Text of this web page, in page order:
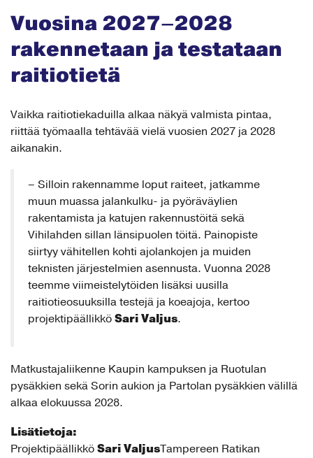
Vuosina 2027–2028
rakennetaan ja testataan
raitiotietä
Vaikka raitiotiekaduilla alkaa näkyä valmista pintaa,
riittää työmaalla tehtävää vielä vuosien 2027 ja 2028
aikanakin.
– Silloin rakennamme loput raiteet, jatkamme
muun muassa jalankulku- ja pyöräväylien
rakentamista ja katujen rakennustöitä sekä
Vihilahden sillan länsipuolen töitä. Painopiste
siirtyy vähitellen kohti ajolankojen ja muiden
teknisten järjestelmien asennusta. Vuonna 2028
teemme viimeistelytöiden lisäksi uusilla
raitiotieosuuksilla testejä ja koeajoja, kertoo
projektipäällikkö Sari Valjus.
Matkustajaliikenne Kaupin kampuksen ja Ruotulan
pysäkkien sekä Sorin aukion ja Partolan pysäkkien välillä
alkaa elokuussa 2028.
Lisätietoja:
Projektipäällikkö Sari ValjusTampereen Ratikan